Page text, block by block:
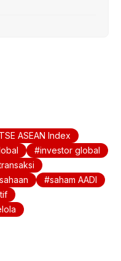
ASEAN Index
investor global
saham AADI